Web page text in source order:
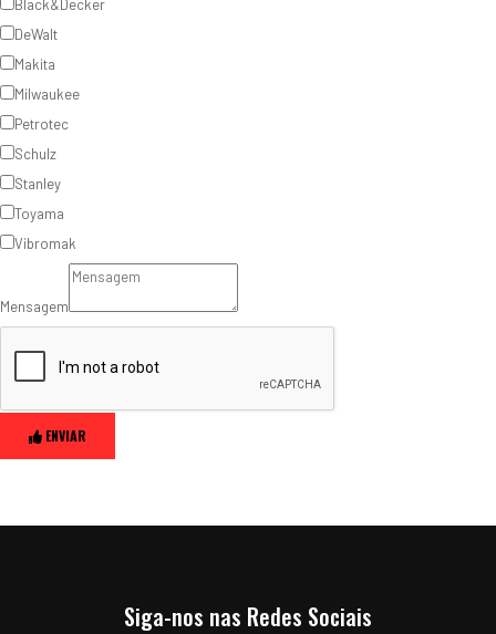
Black&Decker
DeWalt
Makita
Milwaukee
Petrotec
Schulz
Stanley
Toyama
Vibromak
Mensagem
ENVIAR
Siga-nos nas Redes Sociais